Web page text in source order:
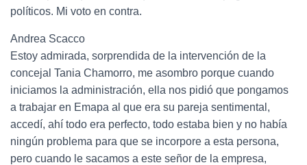
políticos. Mi voto en contra.
Andrea Scacco
Estoy admirada, sorprendida de la intervención de la
concejal Tania Chamorro, me asombro porque cuando
iniciamos la administración, ella nos pidió que pongamos
a trabajar en Emapa al que era su pareja sentimental,
accedí, ahí todo era perfecto, todo estaba bien y no había
ningún problema para que se incorpore a esta persona,
pero cuando le sacamos a este señor de la empresa,